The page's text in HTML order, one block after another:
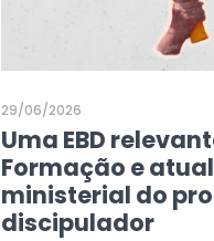
29/06/2026
Uma EBD
Formação e
ministerial do
discipulador